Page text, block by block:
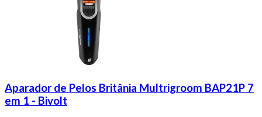
Aparador de Pelos Britânia Multrigroom BAP21P 7
em 1 - Bivolt